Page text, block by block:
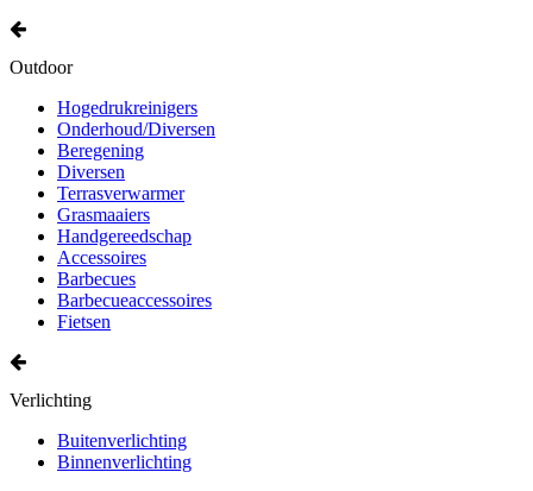
Outdoor
Hogedrukreinigers
Onderhoud/Diversen
Beregening
Diversen
Terrasverwarmer
Grasmaaiers
Handgereedschap
Accessoires
Barbecues
Barbecueaccessoires
Fietsen
Verlichting
Buitenverlichting
Binnenverlichting